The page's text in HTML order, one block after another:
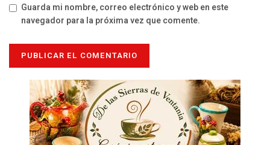
Guarda mi nombre, correo electrónico y web en este
navegador para la próxima vez que comente.